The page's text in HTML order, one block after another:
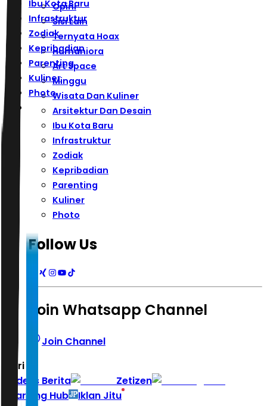
Ibu Kota Baru
Infrastruktur
Zodiak
Kepribadian
Parenting
Kuliner
Photo
Opini
Sisi Lain
Ternyata Hoax
Humaniora
Art Space
Minggu
Wisata Dan Kuliner
Arsitektur Dan Desain
Ibu Kota Baru
Infrastruktur
Zodiak
Kepribadian
Parenting
Kuliner
Photo
Follow Us
Join Whatsapp Channel
Join Channel
Hari ini
Indeks Berita
Zetizen
Learning Hub
Iklan Jitu